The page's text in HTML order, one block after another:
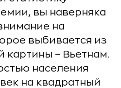
вы наверняка
на
выбивается из
картины – Вьетнам.
населения
на квадратный